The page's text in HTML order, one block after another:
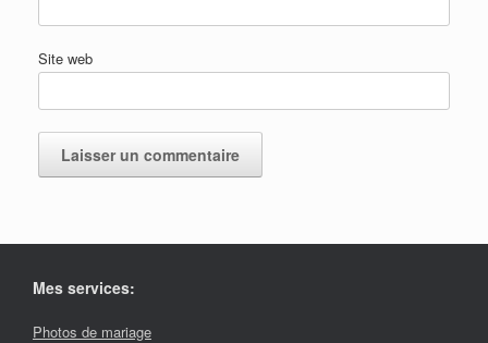
Site web
Mes services:
Photos de mariage